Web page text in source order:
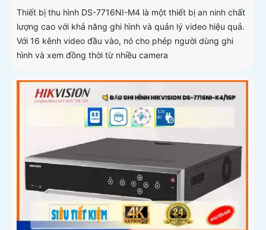
Thiết bị thu hình DS-7716NI-M4 là một thiết bị an ninh chất
lượng cao với khả năng ghi hình và quản lý video hiệu quả.
Với 16 kênh video đầu vào, nó cho phép người dùng ghi
hình và xem đồng thời từ nhiều camera